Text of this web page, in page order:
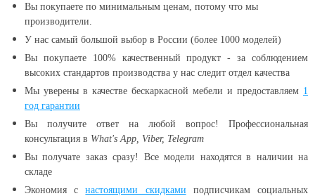
Вы покупаете по минимальным ценам, потому что мы
производители.
У нас самый большой выбор в России (более 1000 моделей)
Вы покупаете 100% качественный продукт - за соблюдением
высоких стандартов производства у нас следит отдел качества
Мы уверены в качестве бескаркасной мебели и предоставляем 1
год гарантии
Вы получите ответ на любой вопрос! Профессиональная
консультация в What's App, Viber, Telegram
Вы получате заказ сразу! Все модели находятся в наличии на
складе
Экономия снастоящими скидками подписчикам социальных